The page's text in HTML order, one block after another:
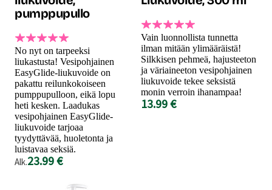
pumppupullo
No nyt on tarpeeksi
liukastusta! Vesipohjainen
EasyGlide-liukuvoide on
pakattu reilunkokoiseen
pumppupulloon, eikä lopu
heti kesken. Laadukas
vesipohjainen EasyGlide-
liukuvoide tarjoaa
tyydyttävää, huoletonta ja
luistavaa seksiä.
Alk.23.99 €
Vain luonnollista tunnetta
ilman mitään ylimääräistä!
Silkkisen pehmeä, hajusteeton
ja väriaineeton vesipohjainen
liukuvoide tekee seksistä
monin verroin ihanampaa!
13.99 €